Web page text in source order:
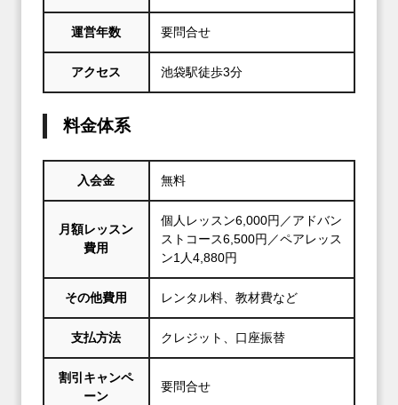
運営年数 要問合せ
アクセス 池袋駅徒歩3分
料金体系
入会金 無料
月額レッスン
費用
個人レッスン6,000円／アドバン
ストコース6,500円／ペアレッス
ン1人4,880円
その他費用 レンタル料、教材費など
支払方法 クレジット、口座振替
割引キャンペ
ーン
要問合せ